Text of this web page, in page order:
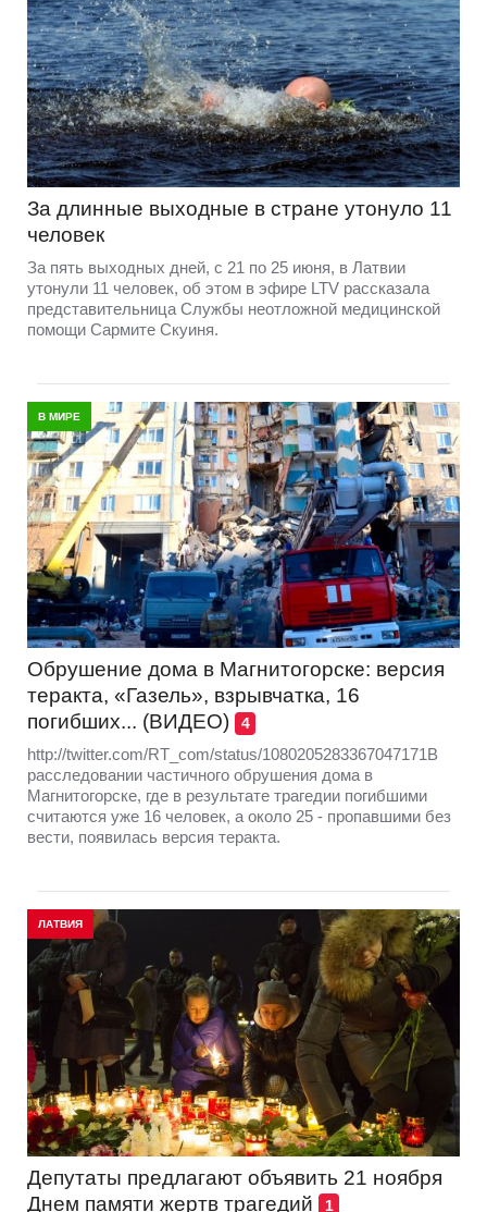
За длинные выходные в стране утонуло 11
человек
За пять выходных дней, с 21 по 25 июня, в Латвии
утонули 11 человек, об этом в эфире LTV рассказала
представительница Службы неотложной медицинской
помощи Сармите Скуиня.
В МИРЕ
Обрушение дома в Магнитогорске: версия
теракта, «Газель», взрывчатка, 16
погибших... (ВИДЕО)
4
http://twitter.com/RT_com/status/1080205283367047171В
расследовании частичного обрушения дома в
Магнитогорске, где в результате трагедии погибшими
считаются уже 16 человек, а около 25 - пропавшими без
вести, появилась версия теракта.
ЛАТВИЯ
Депутаты предлагают объявить 21 ноября
Днем памяти жертв трагедий
1